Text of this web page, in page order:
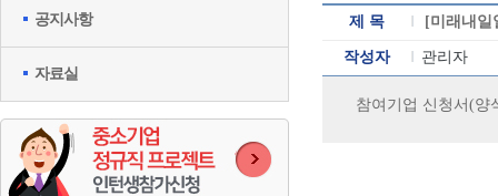
공지사항
자료실
제 목 [미래내일
작성자 관리자
참여기업 신청서(양